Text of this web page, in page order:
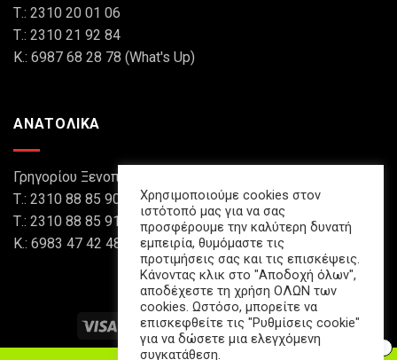
Τ.: 2310 20 01 06
Τ.: 2310 21 92 84
Κ.: 6987 68 28 78 (What's Up)
ΑΝΑΤΟΛΙΚΑ
Γρηγορίου Ξενοπούλου 8, Θεσσαλονίκη 546 45
Τ.: 2310 88 85 90
Τ.: 2310 88 85 91
Κ.: 6983 47 42 48 (What's Up)
Αποκτήστε το δικό σας κατάστημα online παραγγελιοληψίας
Χρησιμοποιούμε cookies στον
ιστότοπό μας για να σας
προσφέρουμε την καλύτερη δυνατή
εμπειρία, θυμόμαστε τις
προτιμήσεις σας και τις επισκέψεις.
Κάνοντας κλικ στο "Αποδοχή όλων",
αποδέχεστε τη χρήση ΟΛΩΝ των
cookies. Ωστόσο, μπορείτε να
επισκεφθείτε τις "Ρυθμίσεις cookie"
για να δώσετε μια ελεγχόμενη
συγκατάθεση.